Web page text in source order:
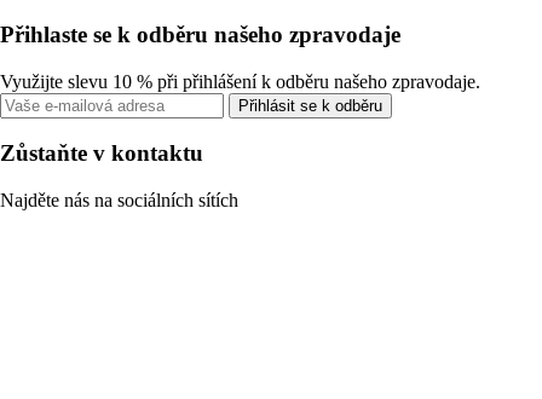
Přihlaste se k odběru našeho zpravodaje
Využijte slevu 10 % při přihlášení k odběru našeho zpravodaje.
Přihlásit se k odběru
Zůstaňte v kontaktu
Najděte nás na sociálních sítích